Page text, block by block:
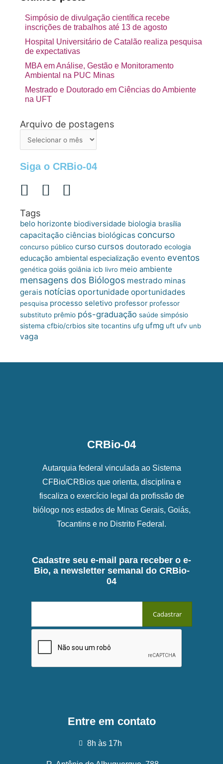
Simpósio de divulgação científica recebe
inscrições de trabalhos até 13 de agosto
Hospital Universitário de Catalão realiza pesquisa
de expectativas
MBA em Análise, Gestão e Monitoramento
Ambiental na PUC Minas
Mestrado e Doutorado em Ciências do Ambiente
na UFT
Arquivo de postagens
Arquivo
Siga o CRBio-04
Tags
belo horizonte biodiversidade biologia brasília
capacitação ciências biológicas concurso
concurso público curso cursos doutorado ecologia
educação ambiental especialização evento eventos
genética goiás goiânia icb livro meio ambiente
mensagens dos Biólogos mestrado minas
gerais notícias oportunidade oportunidades
pesquisa processo seletivo professor professor
substituto prêmio pós-graduação saúde simpósio
sistema cfbio/crbios site tocantins ufg ufmg uft ufv unb
vaga
CRBio-04
Autarquia federal vinculada ao Sistema
CFBio/CRBios que orienta, disciplina e
fiscaliza o exercício legal da profissão de
biólogo nos estados de Minas Gerais, Goiás,
Tocantins e no Distrito Federal.
Cadastre seu e-mail para receber o e-
Bio, a newsletter semanal do CRBio-
04
Entre em contato
8h às 17h